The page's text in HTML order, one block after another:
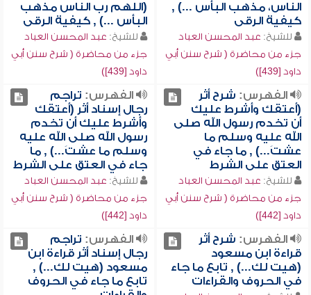
الناس، مذهب البأس ...) ,
كيفية الرقى
للشيخ: عبد المحسن العباد
جزء من محاضرة ( شرح سنن أبي
داود [439])
(اللهم رب الناس مذهب
البأس ...) , كيفية الرقى
للشيخ: عبد المحسن العباد
جزء من محاضرة ( شرح سنن أبي
داود [439])
الفهرس: شرح أثر
(أعتقك وأشرط عليك
أن تخدم رسول الله صلى
الله عليه وسلم ما
عشتَ...) , ما جاء في
العتق على الشرط
للشيخ: عبد المحسن العباد
جزء من محاضرة ( شرح سنن أبي
داود [442])
الفهرس: تراجم
رجال إسناد أثر (أعتقك
وأشرط عليك أن تخدم
رسول الله صلى الله عليه
وسلم ما عشتَ...) , ما
جاء في العتق على الشرط
للشيخ: عبد المحسن العباد
جزء من محاضرة ( شرح سنن أبي
داود [442])
الفهرس: شرح أثر
قراءة ابن مسعود
(هيت لك...) , تابع ما جاء
في الحروف والقراءات
الفهرس: تراجم
رجال إسناد أثر قراءة ابن
مسعود (هيت لك...) ,
تابع ما جاء في الحروف